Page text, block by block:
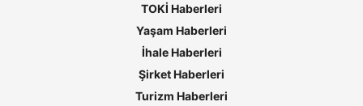
TOKİ Haberleri
Yaşam Haberleri
İhale Haberleri
Şirket Haberleri
Turizm Haberleri